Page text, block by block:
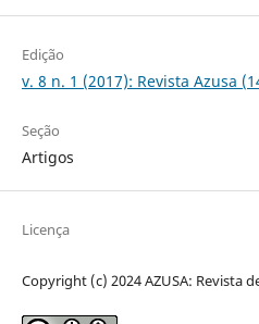
Edição
v. 8 n. 1 (2017): Revista Azusa
Seção
Artigos
Licença
Copyright (c) 2024 AZUSA: Revista